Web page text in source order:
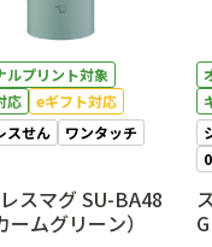
ルプリント対象
応
eギフト対応
スせん
ワンタッチ
スマグ SU-BA48
ームグリーン）